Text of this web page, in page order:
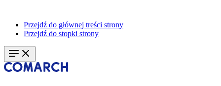
Przejdź do głównej treści strony
Przejdź do stopki strony